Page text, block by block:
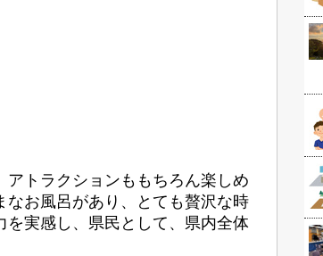
トラクションももちろん楽しめ
なお風呂があり、とても贅沢な時
を実感し、県民として、県内全体